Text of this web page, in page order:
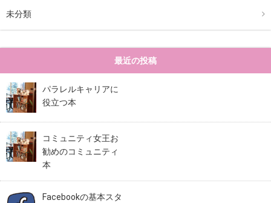
未分類
最近の投稿
パラレルキャリアに
役立つ本
コミュニティ女王お
勧めのコミュニティ
本
Facebookの基本スタ